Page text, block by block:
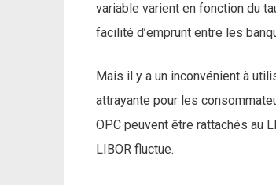
variable varient en fonction du
facilité d’emprunt entre les
Mais il y a un inconvénient à
attrayante pour les
OPC peuvent être rattachés au
LIBOR fluctue.